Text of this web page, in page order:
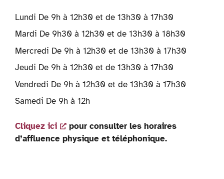
Lundi De 9h à 12h30 et de 13h30 à 17h30
Mardi De 9h30 à 12h30 et de 13h30 à 18h30
Mercredi De 9h à 12h30 et de 13h30 à 17h30
Jeudi De 9h à 12h30 et de 13h30 à 17h30
Vendredi De 9h à 12h30 et de 13h30 à 17h30
Samedi De 9h à 12h
Cliquez ici
pour consulter les horaires
d’affluence physique et téléphonique.